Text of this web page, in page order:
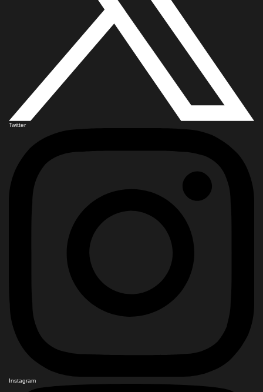
Twitter
Instagram